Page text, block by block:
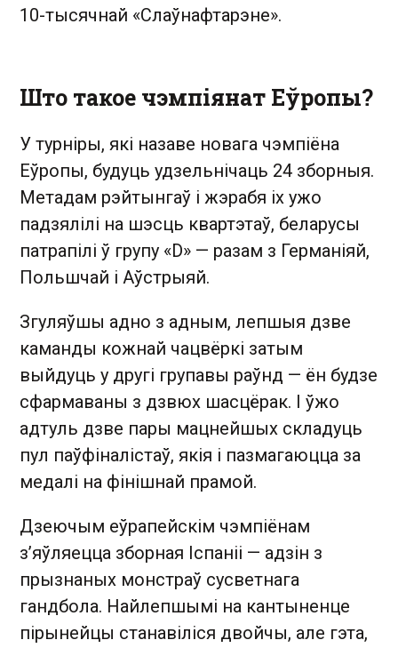
10-тысячнай «Слаўнафтарэне».
Што такое чэмпіянат Еўропы?
У турніры, які назаве новага чэмпіёна
Еўропы, будуць удзельнічаць 24 зборныя.
Метадам рэйтынгаў і жэрабя іх ужо
падзялілі на шэсць квартэтаў, беларусы
патрапілі ў групу «D» — разам з Германіяй,
Польшчай і Аўстрыяй.
Згуляўшы адно з адным, лепшыя дзве
каманды кожнай чацвёркі затым
выйдуць у другі групавы раўнд — ён будзе
сфармаваны з дзвюх шасцёрак. І ўжо
адтуль дзве пары мацнейшых складуць
пул паўфіналістаў, якія і пазмагаюцца за
медалі на фінішнай прамой.
Дзеючым еўрапейскім чэмпіёнам
з’яўляецца зборная Іспаніі — адзін з
прызнаных монстраў сусветнага
гандбола. Найлепшымі на кантыненце
пірынейцы станавіліся двойчы, але гэта,